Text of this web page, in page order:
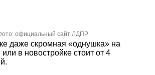
официальный сайт ЛДПР
даже скромная «однушка» на
в новостройке стоит от 4